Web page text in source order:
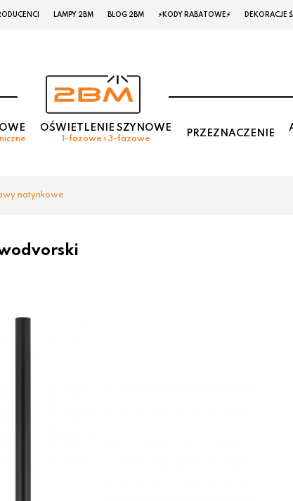
LAMPY 2BM BLOG 2BM ⚡KODY RABATOWE⚡ DEKORACJE
OŚWIETLENIE SZYNOWE
1-fazowe i 3-fazowe
PRZEZNACZENIE
natynkowe